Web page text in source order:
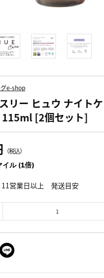
e-shop
リー ヒュウ ナイト
115ml [2個セット]
（税込）
イル (1倍)
11営業日以上 発送目安